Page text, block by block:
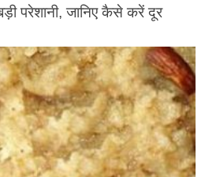
परेशानी, जानिए कैसे करें दूर